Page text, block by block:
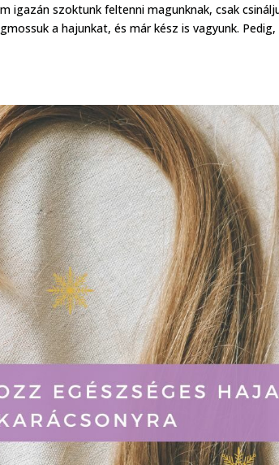
igazán szoktunk feltenni magunknak, csak
a hajunkat, és már kész is vagyunk. Pedig,